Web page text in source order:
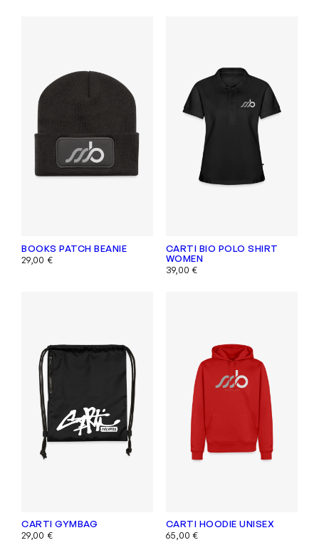
BOOKS PATCH BEANIE
29,00 €
CARTI BIO POLO SHIRT
WOMEN
39,00€
CARTI GYMBAG
29,00 €
CARTI HOODIE UNISEX
65,00€